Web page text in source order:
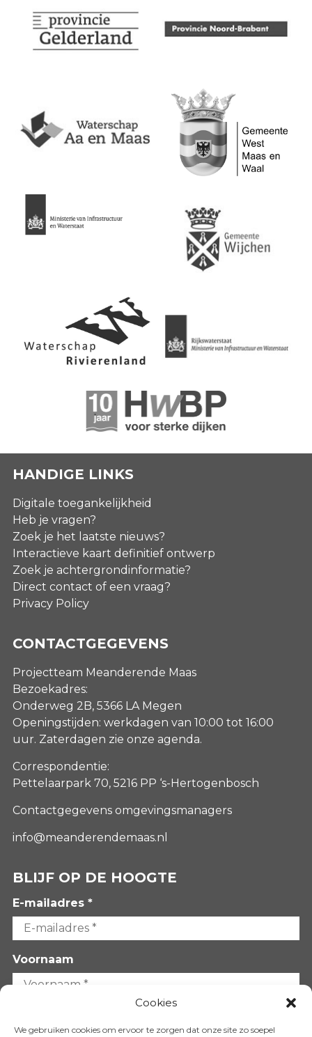
Cookies
We gebruiken cookies om ervoor te zorgen dat onze site zo soepel
HANDIGE LINKS
Digitale toegankelijkheid
Heb je vragen?
Zoek je het laatste nieuws?
Interactieve kaart definitief ontwerp
Zoek je achtergrondinformatie?
Direct contact of een vraag?
Privacy Policy
CONTACTGEGEVENS
Projectteam Meanderende Maas
Bezoekadres:
Onderweg 2B, 5366 LA Megen
Openingstijden: werkdagen van 10:00 tot 16:00
uur. Zaterdagen zie onze agenda.
Correspondentie:
Pettelaarpark 70, 5216 PP ‘s-Hertogenbosch
Contactgegevens omgevingsmanagers
info@meanderendemaas.nl
BLIJF OP DE HOOGTE
E-mailadres *
Voornaam